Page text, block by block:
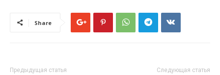
Share
Предыдущая статья Следующая статья